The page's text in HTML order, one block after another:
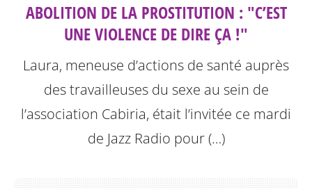
ABOLITION DE LA PROSTITUTION : "C’EST
UNE VIOLENCE DE DIRE ÇA !"
Laura, meneuse d’actions de santé auprès
des travailleuses du sexe au sein de
l’association Cabiria, était l’invitée ce mardi
de Jazz Radio pour (…)